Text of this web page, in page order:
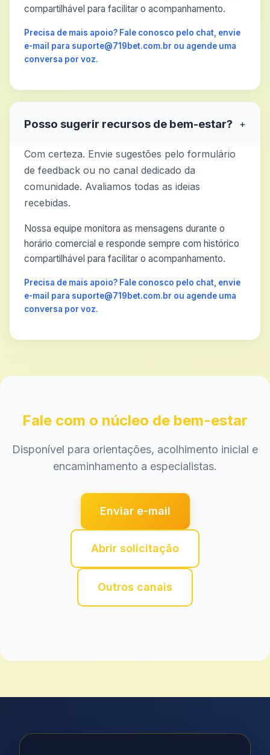
compartilhável para facilitar o acompanhamento.
Precisa de mais apoio? Fale conosco pelo chat, envie
e-mail para suporte@719bet.com.br ou agende uma
conversa por voz.
Posso sugerir recursos de bem-estar? +
Com certeza. Envie sugestões pelo formulário
de feedback ou no canal dedicado da
comunidade. Avaliamos todas as ideias
recebidas.
Nossa equipe monitora as mensagens durante o
horário comercial e responde sempre com histórico
compartilhável para facilitar o acompanhamento.
Precisa de mais apoio? Fale conosco pelo chat, envie
e-mail para suporte@719bet.com.br ou agende uma
conversa por voz.
Fale com o núcleo de bem-estar
Disponível para orientações, acolhimento inicial e
encaminhamento a especialistas.
Enviar e-mail
Abrir solicitação
Outros canais